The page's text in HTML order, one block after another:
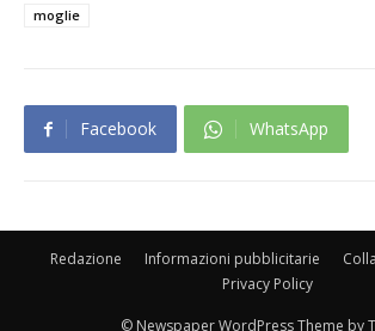
moglie
Facebook WhatsApp
Redazione Informazioni pubblicitarie
Privacy Policy
© Newspaper WordPress Theme by